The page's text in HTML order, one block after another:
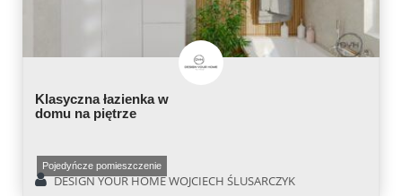
Klasyczna łazienka w
domu na piętrze
Pojedyńcze pomieszczenie
DESIGN YOUR HOME WOJCIECH ŚLUSARCZYK